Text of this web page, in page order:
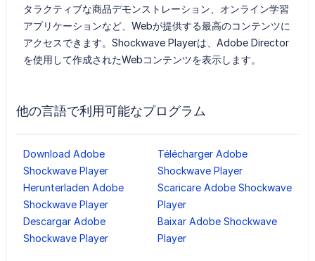
タラクティブな商品デモンストレーション、オンライン学習
アプリケーションなど、Webが提供する最高のコンテンツに
アクセスできます。Shockwave Playerは、Adobe Director
を使用して作成されたWebコンテンツを表示します。
他の言語で利用可能なプログラム
Download Adobe
Shockwave Player
Télécharger Adobe
Shockwave Player
Herunterladen Adobe
Shockwave Player
Scaricare Adobe Shockwave
Player
Descargar Adobe
Shockwave Player
Baixar Adobe Shockwave
Player